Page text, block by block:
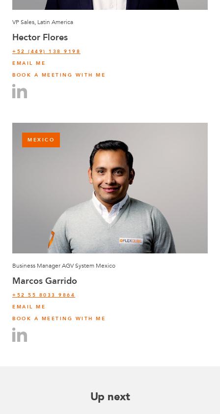
VP Sales, Latin America
Hector Flores
+52 (449) 138 9198
EMAIL ME
BOOK A MEETING WITH ME
MEXICO
Business Manager AGV System Mexico
Marcos Garrido
+52 55 8033 9864
EMAIL ME
BOOK A MEETING WITH ME
Up next